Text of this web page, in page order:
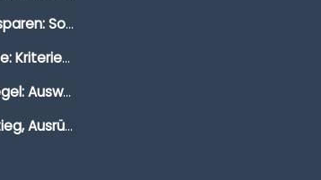
Clever daten & sparen: So findest du die besten Deals für Dates und Unternehmungen
Segelhandschuhe: Kriterien, Materialien & Tipps
Wohnwagenspiegel: Auswahl, Preise & Montage
Windsurfen: Einstieg, Ausrüstung & Tipps